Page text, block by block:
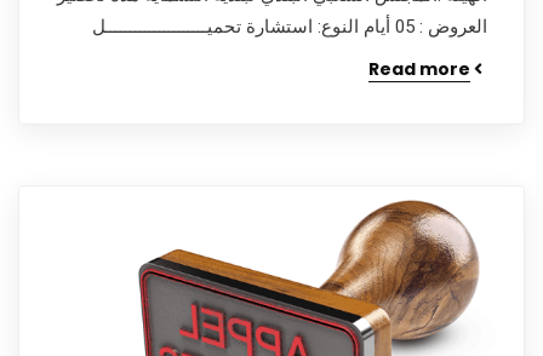
العروض : 05 أيام النوع: استشارة تحميـــــــــــــــــــــل
Read more